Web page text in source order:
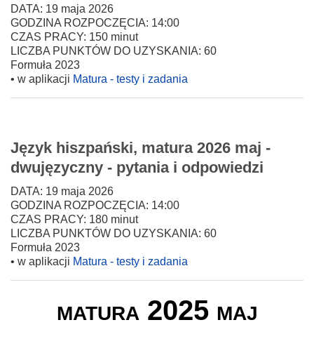
DATA: 19 maja 2026
GODZINA ROZPOCZĘCIA: 14:00
CZAS PRACY: 150 minut
LICZBA PUNKTÓW DO UZYSKANIA: 60
Formuła 2023
• w aplikacji Matura - testy i zadania
Język hiszpański, matura 2026 maj -
dwujęzyczny - pytania i odpowiedzi
DATA: 19 maja 2026
GODZINA ROZPOCZĘCIA: 14:00
CZAS PRACY: 180 minut
LICZBA PUNKTÓW DO UZYSKANIA: 60
Formuła 2023
• w aplikacji Matura - testy i zadania
matura 2025 maj